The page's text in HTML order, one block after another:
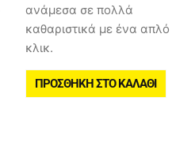
ανάμεσα σε πολλά
καθαριστικά με ένα απλό
κλικ.
ΠΡΟΣΘΉΚΗ ΣΤΟ ΚΑΛΆΘΙ